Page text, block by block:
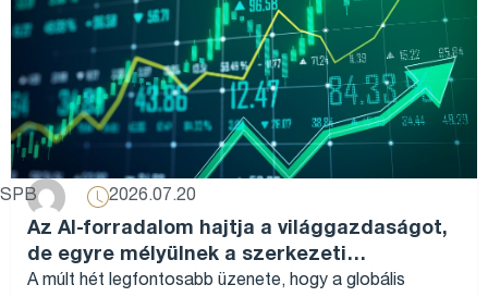
SPB 2026.07.20
Az AI-forradalom hajtja a világgazdaságot,
de egyre mélyülnek a szerkezeti
különbségek...
A múlt hét legfontosabb üzenete, hogy a globális